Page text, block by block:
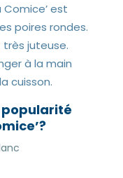
Comice’ est
poires rondes.
très juteuse.
à la main
cuisson.
popularité